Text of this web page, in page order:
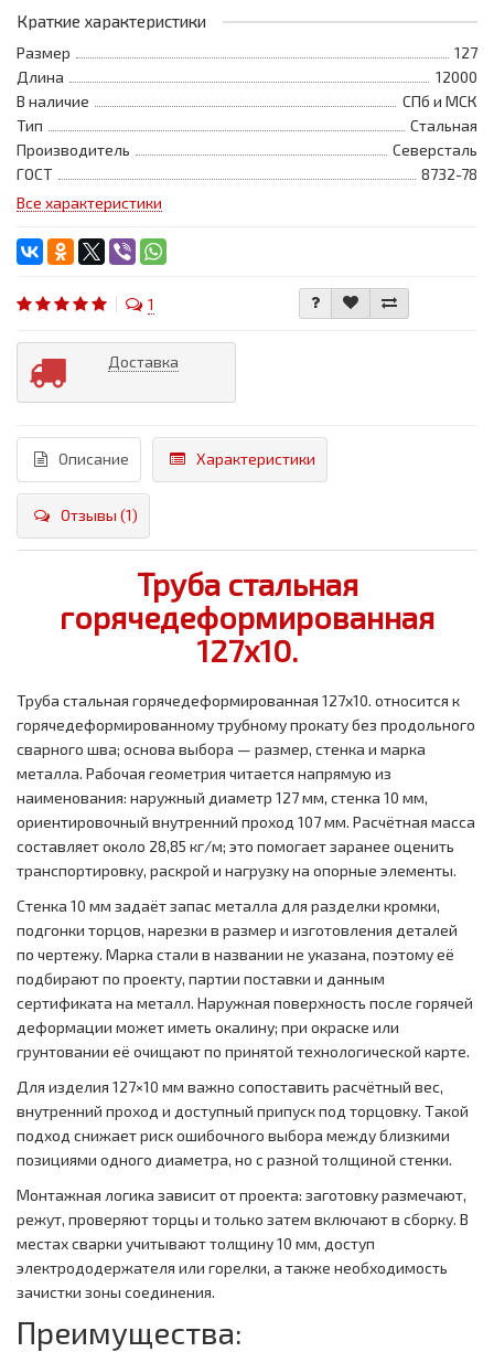
Краткие характеристики
Размер
127
Длина
12000
В наличие
СПб и МСК
Тип
Стальная
Производитель
Северсталь
ГОСТ
8732-78
Все характеристики
1
Доставка
Описание Характеристики
Отзывы (1)
Труба стальная
горячедеформированная
127x10.
Труба стальная горячедеформированная 127x10. относится к
горячедеформированному трубному прокату без продольного
сварного шва; основа выбора — размер, стенка и марка
металла. Рабочая геометрия читается напрямую из
наименования: наружный диаметр 127 мм, стенка 10 мм,
ориентировочный внутренний проход 107 мм. Расчётная масса
составляет около 28,85 кг/м; это помогает заранее оценить
транспортировку, раскрой и нагрузку на опорные элементы.
Стенка 10 мм задаёт запас металла для разделки кромки,
подгонки торцов, нарезки в размер и изготовления деталей
по чертежу. Марка стали в названии не указана, поэтому её
подбирают по проекту, партии поставки и данным
сертификата на металл. Наружная поверхность после горячей
деформации может иметь окалину; при окраске или
грунтовании её очищают по принятой технологической карте.
Для изделия 127×10 мм важно сопоставить расчётный вес,
внутренний проход и доступный припуск под торцовку. Такой
подход снижает риск ошибочного выбора между близкими
позициями одного диаметра, но с разной толщиной стенки.
Монтажная логика зависит от проекта: заготовку размечают,
режут, проверяют торцы и только затем включают в сборку. В
местах сварки учитывают толщину 10 мм, доступ
электрододержателя или горелки, а также необходимость
зачистки зоны соединения.
Преимущества: